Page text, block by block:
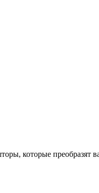
которые преобразят